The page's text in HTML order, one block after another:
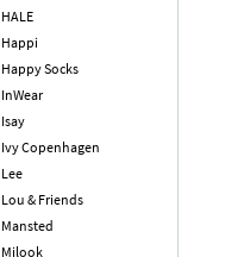
HALE
Happi
Happy Socks
InWear
Isay
Ivy Copenhagen
Lee
Lou & Friends
Mansted
Milook